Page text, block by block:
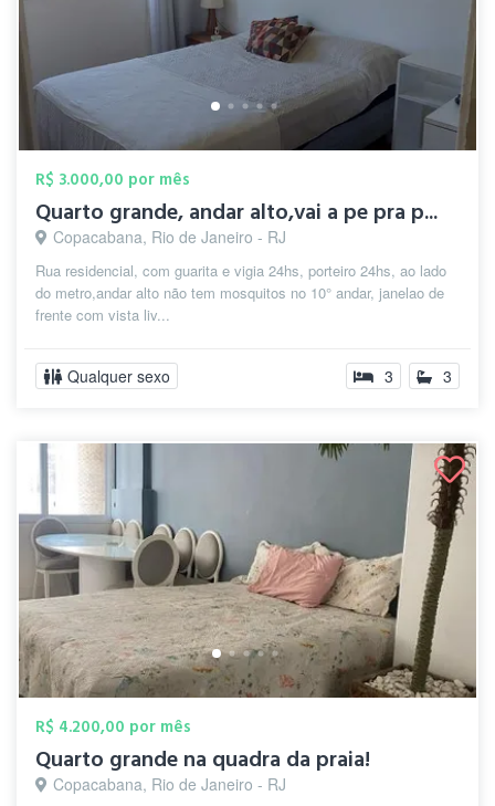
R$ 3.000,00 por mês
Quarto grande, andar alto,vai a pe pra p...
Copacabana, Rio de Janeiro - RJ
Rua residencial, com guarita e vigia 24hs, porteiro 24hs, ao lado
do metro,andar alto não tem mosquitos no 10° andar, janelao de
frente com vista liv...
Qualquer sexo 3 3
R$ 4.200,00 por mês
Quarto grande na quadra da praia!
Copacabana, Rio de Janeiro - RJ